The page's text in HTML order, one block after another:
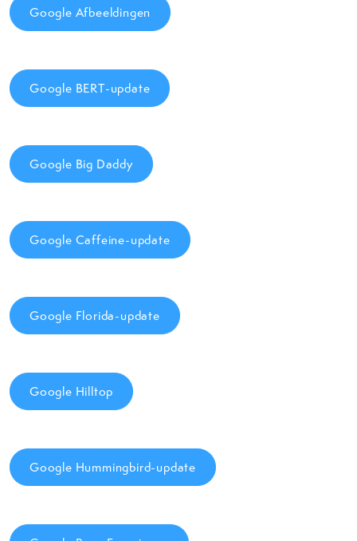
Google Afbeeldingen
Google BERT-update
Google Big Daddy
Google Caffeine-update
Google Florida-update
Google Hilltop
Google Hummingbird-update